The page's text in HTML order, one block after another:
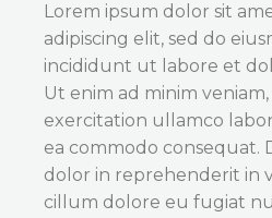
Lorem ipsum dolor sit
adipiscing elit, sed do
incididunt ut labore et
Ut enim ad minim
exercitation ullamco
ea commodo consequat.
dolor in reprehenderit in
cillum dolore eu fugiat